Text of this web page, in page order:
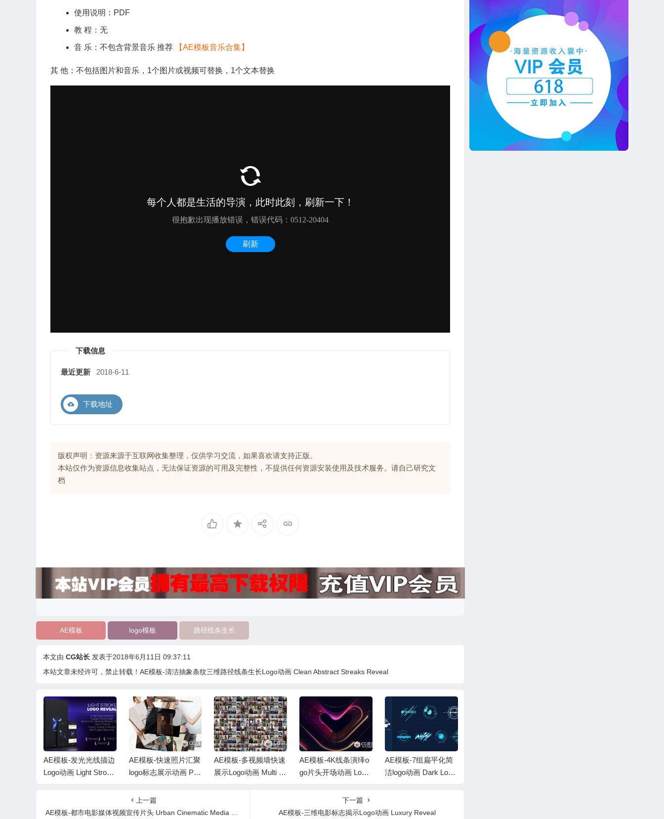
使用说明：PDF
教 程：无
音 乐：不包含背景音乐 推荐 【AE模板音乐合集】
其 他：不包括图片和音乐，1个图片或视频可替换，1个文本替换
下载信息
最近更新 2018-6-11
下载地址
版权声明：资源来源于互联网收集整理，仅供学习交流，如果喜欢请支持正版。
本站仅作为资源信息收集站点，无法保证资源的可用及完整性，不提供任何资源安装使用及技术服务。请自己研究文
档
AE模板 logo模板 路径线条生长
本文由 CG站长 发表于2018年6月11日 09:37:11
本站文章未经许可，禁止转载！ AE模板-清洁抽象条纹三维路径线条生长Logo动画 Clean Abstract Streaks Reveal
AE模板-发光光线描边
Logo动画 Light Stroke
AE模板-快速照片汇聚
logo标志展示动画 Pho
AE模板-多视频墙快速
展示Logo动画 Multi Vi
AE模板-4K线条演绎o
go片头开场动画 Logo
AE模板-7组扁平化简
洁logo动画 Dark Logo
上一篇
AE模板-都市电影媒体视频宣传片头 Urban Cinematic Media Opener
下一篇
AE模板-三维电影标志揭示Logo动画 Luxury Reveal